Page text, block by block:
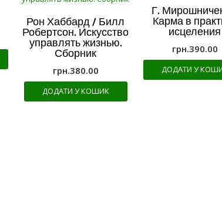
Рон Хаббард / Билл
Робертсон. Искусство
управлять жизнью.
Сборник
грн.380.00
ДОДАТИ У КОШИК
Г.
Карма в
исцеления
грн.390.00
ДОДАТИ У